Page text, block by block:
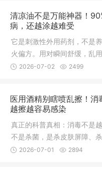
清凉油不是万能神器！
病，还越涂越难受
它是刺激性外用药剂，不是
火偏方。用对瞬间舒缓，乱
状。2026-07-02 2499
医用酒精别瞎喷乱擦！消
越擦越容易感染
真正的科普真相：消毒不是
不是杀菌，是杀皮肤屏障、
2026-07-01 2894